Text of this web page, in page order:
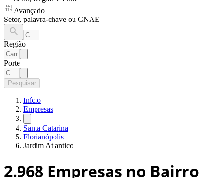
Avançado
Setor, palavra-chave ou CNAE
Região
Porte
Pesquisar
Início
Empresas
Santa Catarina
Florianópolis
Jardim Atlantico
2.968 Empresas no Bairro